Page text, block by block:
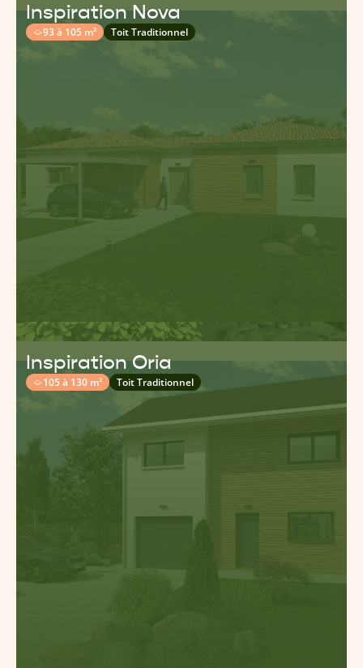
Inspiration Nova
93 à 105 m² Toit Traditionnel
Inspiration Oria
105 à 130 m² Toit Traditionnel